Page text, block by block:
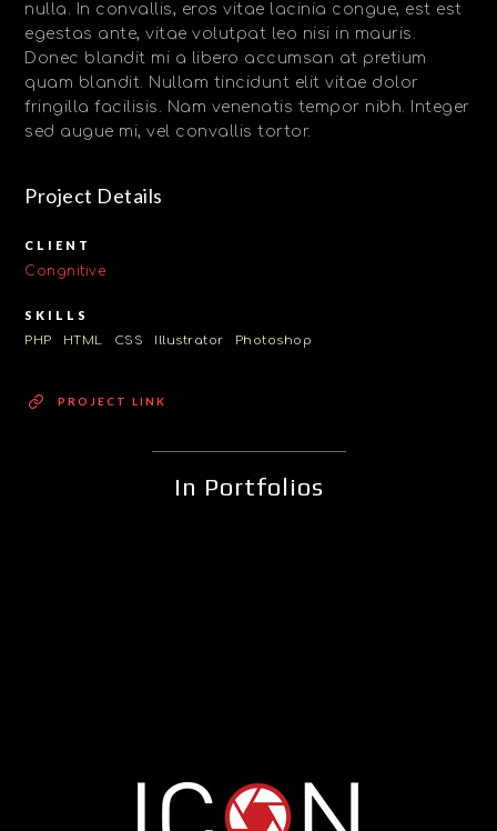
nulla. In convallis, eros vitae lacinia congue, est est
egestas ante, vitae volutpat leo nisi in mauris.
Donec blandit mi a libero accumsan at pretium
quam blandit. Nullam tincidunt elit vitae dolor
fringilla facilisis. Nam venenatis tempor nibh. Integer
sed augue mi, vel convallis tortor.
Project Details
CLIENT
Congnitive
SKILLS
PHP
HTML CSS Illustrator Photoshop
PROJECT LINK
In Portfolios